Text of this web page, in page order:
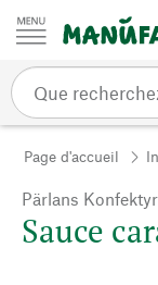
Passer au contenu
Page d'accueil
Pärlans Konfektyr
Sauce